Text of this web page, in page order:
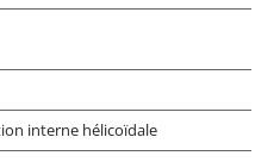
interne hélicoïdale